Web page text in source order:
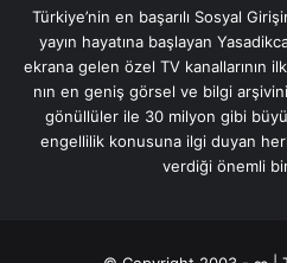
Türkiye’nin en başarılı Sosyal
yayın hayatına başlayan
ekrana gelen özel TV kanallarının
nın en geniş görsel ve bilgi
gönüllüler ile 30 milyon gibi
engellilik konusuna ilgi duyan
verdiği önemli